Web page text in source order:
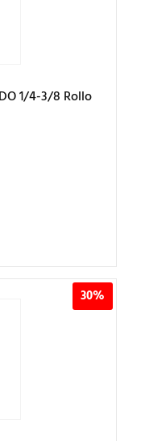
1/4-3/8 Rollo
30%